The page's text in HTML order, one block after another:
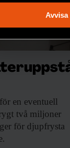
reda på mer om
medier och
sociala medier
annan
Avvisa
en eventuell
två miljoner
för djupfrysta